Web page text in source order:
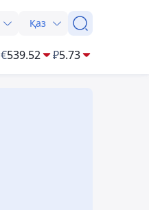
Қаз
€539.52 ₽5.73